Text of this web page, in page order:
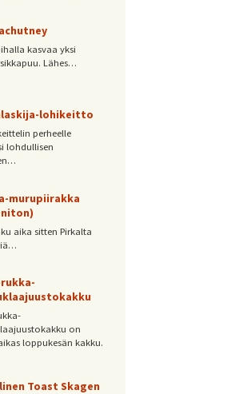
kasvaa yksi
Lähes…
lohikeitto
perheelle
lohdullisen
murupiirakka
aika sitten Pirkalta
on
loppukesän kakku.
Toast Skagen